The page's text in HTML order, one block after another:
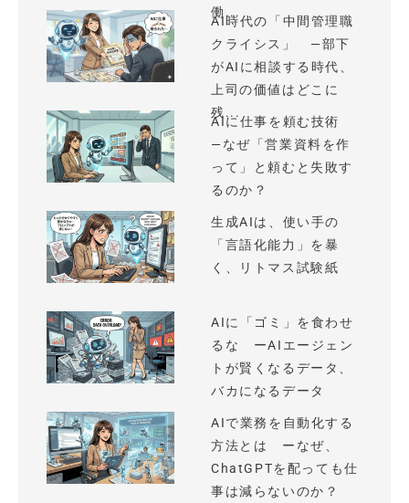
働...
AI時代の「中間管理職
クライシス」 —部下
がAIに相談する時代、
上司の価値はどこに
残...
AIに仕事を頼む技術
—なぜ「営業資料を作
って」と頼むと失敗す
るのか？
生成AIは、使い手の
「言語化能力」を暴
く、リトマス試験紙
AIに「ゴミ」を食わせ
るな ーAIエージェン
トが賢くなるデータ、
バカになるデータ
AIで業務を自動化する
方法とは ーなぜ、
ChatGPTを配っても仕
事は減らないのか？